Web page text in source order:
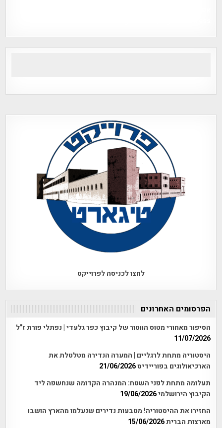
לחצו לכניסה לפרוייקט
הפרסומים האחרונים
הסיפור מאחורי מטוס הווטור של קיבוץ כפר גלעדי | נפתלי פורת ז"ל
11/07/2026
היסטוריה מתחת לרגליים | המערה הנדירה מטלטלת את
הארכיאולוגים בפוריידיס21/06/2026
תעלומה מתחת לפני השטח: המנהרה הקדומה שנחשפה ליד
הקיבוץ הירושלמי19/06/2026
החזירו את ההיסטוריה! מטבעות נדירים שנעלמו מהארץ הושבו
מארצות הברית15/06/2026